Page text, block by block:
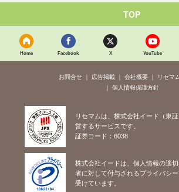
TOP
Home Facebook X YouTube
お問合せ 広告掲載 会社概要
リセマ
個人情報保護方針
リセマムは、株式会社イード（東
営するサービスです。
証券コード：6038
株式会社イードは、個人情報の適
者に対して付与されるプライバシ
受けています。